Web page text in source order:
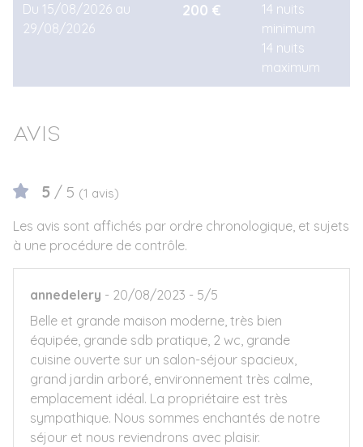
Du 15/08/2026 au
29/08/2026
200 €
14 nuits
minimum
14 nuits
maximum
Avis
5 / 5 (1 avis)
Les avis sont affichés par ordre chronologique, et sujets
à une procédure de contrôle.
annedelery 20/08/2023
5/5
Belle et grande maison moderne, très bien
équipée, grande sdb pratique, 2 wc, grande
cuisine ouverte sur un salon-séjour spacieux,
grand jardin arboré, environnement très calme,
emplacement idéal. La propriétaire est très
sympathique. Nous sommes enchantés de notre
séjour et nous reviendrons avec plaisir.